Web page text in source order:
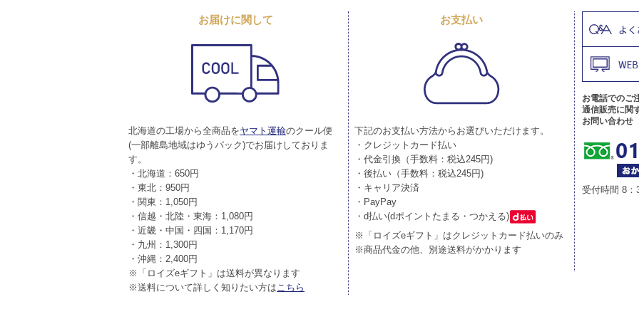
お届けに関して
北海道の工場から全商品をヤマト運輸のクール便
(一部離島地域はゆうパック)でお届けしておりま
す。
・北海道：650円
・東北：950円
・関東：1,050円
・信越・北陸・東海：1,080円
・近畿・中国・四国：1,170円
・九州：1,300円
・沖縄：2,400円
※「ロイズeギフト」は送料が異なります
※送料について詳しく知りたい方はこちら
お支払い
下記のお支払い方法からお選びいただけます。
・クレジットカード払い
・代金引換（手数料：税込245円)
・後払い（手数料：税込245円)
・キャリア決済
・PayPay
・d払い(dポイントたまる・つかえる)
※「ロイズeギフト」はクレジットカード払いのみ
※商品代金の他、別途送料がかかります
お電話でのご
通信販売に関
お問い合わせ
受付時間 8：